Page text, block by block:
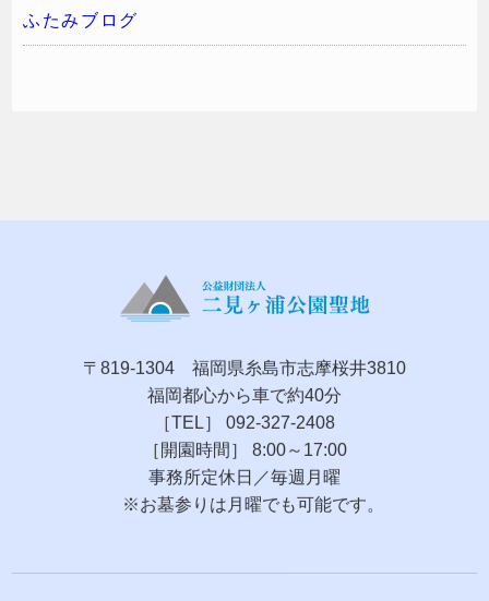
ふたみブログ
〒819-1304 福岡県糸島市志摩桜井3810
福岡都心から車で約40分
［TEL］ 092-327-2408
［開園時間］ 8:00～17:00
事務所定休日／毎週月曜
※お墓参りは月曜でも可能です。